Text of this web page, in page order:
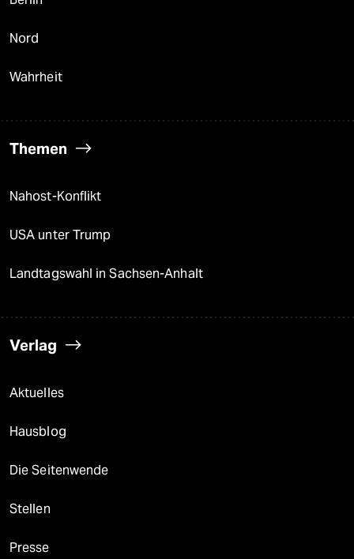
Nord
Wahrheit
Themen
Nahost-Konflikt
USA unter Trump
Landtagswahl in Sachsen-Anhalt
Verlag
Aktuelles
Hausblog
Die Seitenwende
Stellen
Presse